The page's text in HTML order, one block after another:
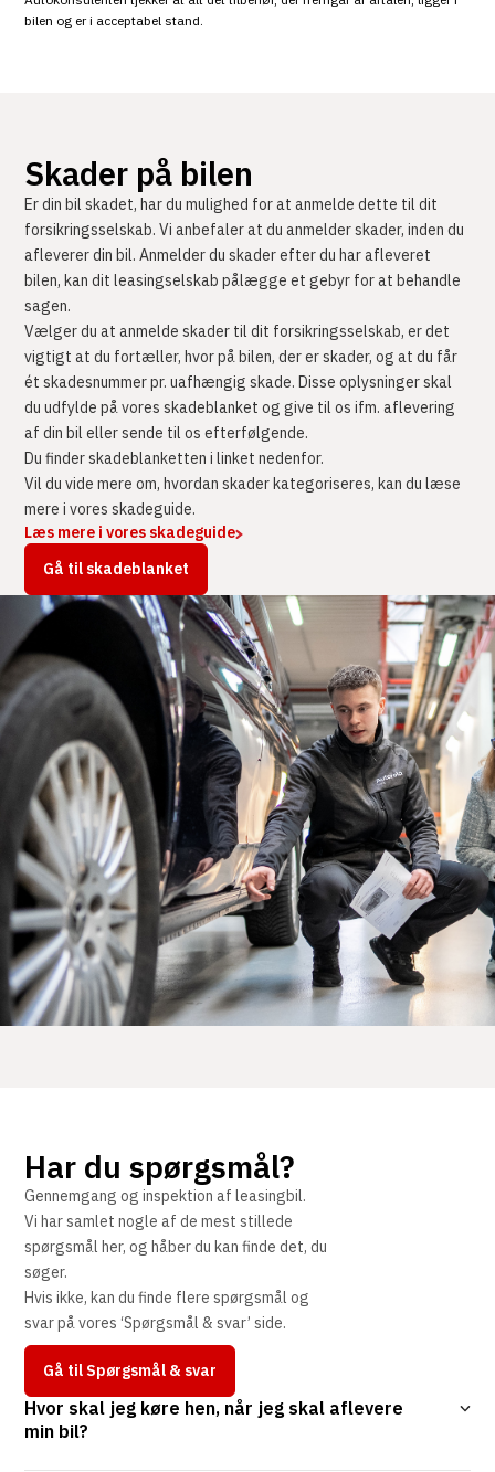
bilen og er i acceptabel stand.
Skader på bilen
Er din bil skadet, har du mulighed for at anmelde dette til dit
forsikringsselskab. Vi anbefaler at du anmelder skader, inden du
afleverer din bil. Anmelder du skader efter du har afleveret
bilen, kan dit leasingselskab pålægge et gebyr for at behandle
sagen.
Vælger du at anmelde skader til dit forsikringsselskab, er det
vigtigt at du fortæller, hvor på bilen, der er skader, og at du får
ét skadesnummer pr. uafhængig skade. Disse oplysninger skal
du udfylde på vores skadeblanket og give til os ifm. aflevering
af din bil eller sende til os efterfølgende.
Du finder skadeblanketten i linket nedenfor.
Vil du vide mere om, hvordan skader kategoriseres, kan du læse
mere i vores skadeguide.
Læs mere i vores skadeguide
Gå til skadeblanket
Har du spørgsmål?
Gennemgang og inspektion af leasingbil.
Vi har samlet nogle af de mest stillede
spørgsmål her, og håber du kan finde det, du
søger.
Hvis ikke, kan du finde flere spørgsmål og
svar på vores ‘Spørgsmål & svar’ side.
Gå til Spørgsmål & svar
Hvor skal jeg køre hen, når jeg skal aflevere
min bil?